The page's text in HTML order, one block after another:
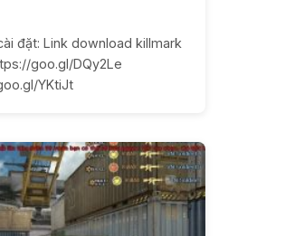
đặt: Link download killmark
goo.gl/DQy2Le
YKtiJt